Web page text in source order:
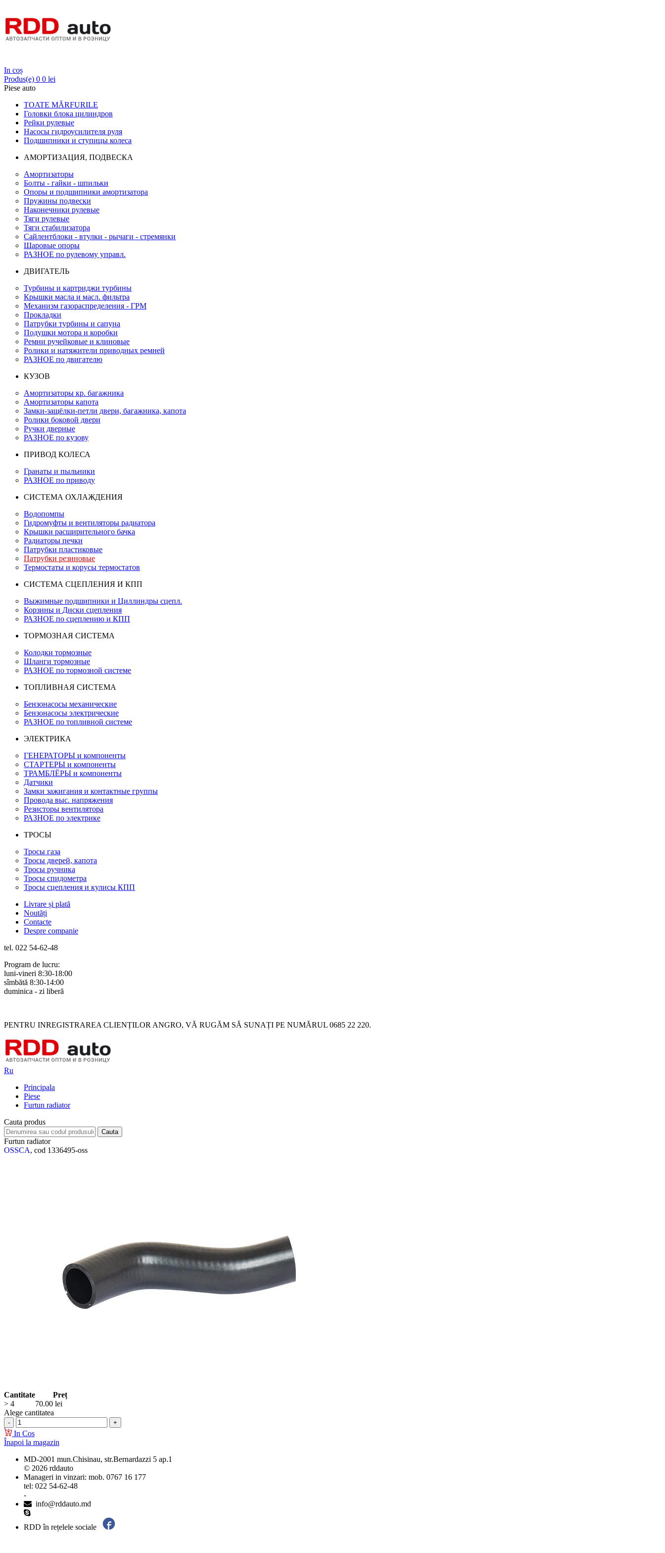
In coș
Produs(e) 0 0 lei
Piese auto
TOATE MĂRFURILE
Головки блока цилиндров
Рейки рулевые
Насосы гидроусилителя руля
Подшипники и ступицы колеса
АМОРТИЗАЦИЯ, ПОДВЕСКА
Амортизаторы
Болты - гайки - шпильки
Опоры и подшипники амортизатора
Пружины подвески
Наконечники рулевые
Тяги рулевые
Тяги стабилизатора
Сайлентблоки - втулки - рычаги - стремянки
Шаровые опоры
РАЗНОЕ по рулевому управл.
ДВИГАТЕЛЬ
Турбины и картриджи турбины
Крышки масла и масл. фильтра
Механизм газораспределения - ГРМ
Прокладки
Патрубки турбины и сапуна
Подушки мотора и коробки
Ремни ручейковые и клиновые
Ролики и натяжители приводных ремней
РАЗНОЕ по двигателю
КУЗОВ
Амортизаторы кр. багажника
Амортизаторы капота
Замки-защёлки-петли двери, багажника, капота
Ролики боковой двери
Ручки дверные
РАЗНОЕ по кузову
ПРИВОД КОЛЕСА
Гранаты и пыльники
РАЗНОЕ по приводу
СИСТЕМА ОХЛАЖДЕНИЯ
Водопомпы
Гидромуфты и вентиляторы радиатора
Крышки расширительного бачка
Радиаторы печки
Патрубки пластиковые
Патрубки резиновые
Термостаты и корусы термостатов
СИСТЕМА СЦЕПЛЕНИЯ И КПП
Выжимные подшипники и Циллиндры сцепл.
Корзины и Диски сцепления
РАЗНОЕ по сцеплению и КПП
ТОРМОЗНАЯ СИСТЕМА
Колодки тормозные
Шланги тормозные
РАЗНОЕ по тормозной системе
ТОПЛИВНАЯ СИСТЕМА
Бензонасосы механические
Бензонасосы электрические
РАЗНОЕ по топливной системе
ЭЛЕКТРИКА
ГЕНЕРАТОРЫ и компоненты
СТАРТЕРЫ и компоненты
ТРАМБЛЁРЫ и компоненты
Датчики
Замки зажигания и контактные группы
Провода выс. напряжения
Резисторы вентилятора
РАЗНОЕ по электрике
ТРОСЫ
Тросы газа
Тросы дверей, капота
Тросы ручника
Тросы спидометра
Тросы сцепления и кулисы КПП
Livrare și plată
Noutăți
Contacte
Despre companie
tel. 022 54-62-48
Program de lucru:
luni-vineri 8:30-18:00
sîmbătă 8:30-14:00
duminica - zi liberă
PENTRU INREGISTRAREA CLIENȚILOR ANGRO, VĂ RUGĂM SĂ SUNAȚI PE NUMĂRUL 0685 22 220.
Ru
Principala
Piese
Furtun radiator
Cauta produs
Furtun radiator
OSSCA, cod 1336495-oss
Cantitate
Preț
> 4
70.00 lei
Alege cantitatea
In Cos
Înapoi la magazin
MD-2001 mun.Chisinau, str.Bernardazzi 5 ap.1
© 2026 rddauto
Manageri in vinzari: mob. 0767 16 177
tel: 022 54-62-48
-
info@rddauto.md
RDD în rețelele sociale